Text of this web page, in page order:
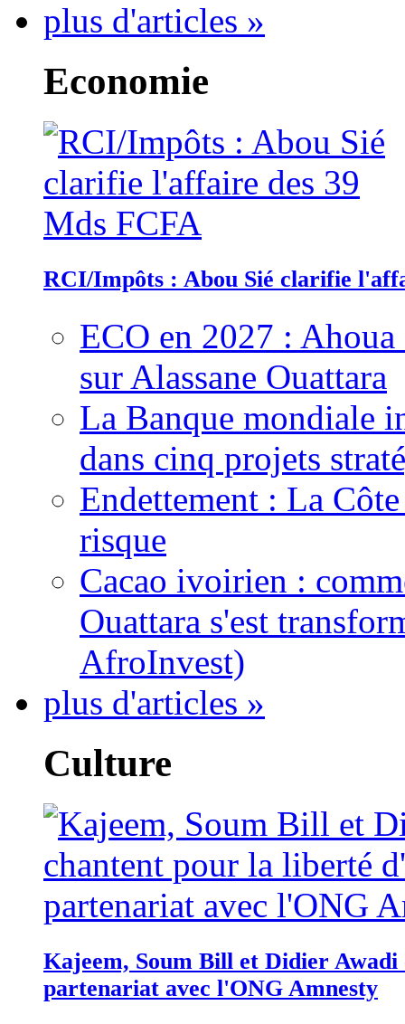
plus d'articles »
Economie
RCI/Impôts : Abou Sié clarifie
ECO en 2027 :
sur Alassane Ouattara
La Banque mondiale
dans cinq projets
Endettement : La
risque
Cacao ivoirien :
Ouattara s'est
AfroInvest)
plus d'articles »
Culture
Kajeem, Soum Bill et Didier
partenariat avec l'ONG Amnesty